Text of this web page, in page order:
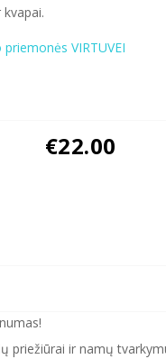
priemonės VIRTUVEI
€22.00
priežiūrai ir namų